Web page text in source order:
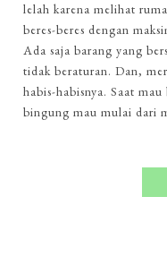
lelah karena melihat
beres-beres dengan
Ada saja barang yang
tidak beraturan. Dan,
habis-habisnya. Saat
bingung mau mulai dari